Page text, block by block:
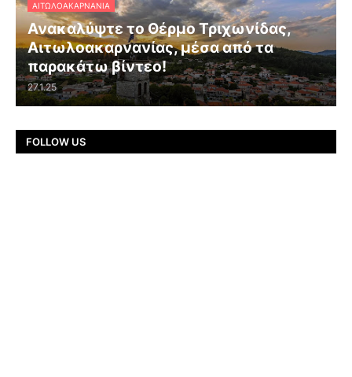
ΑΙΤΩΛΟΑΚΑΡΝΑΝΊΑ
Ανακαλύψτε το Θέρμο Τριχωνίδας,
Αιτωλοακαρνανίας, μέσα από τα
παρακάτω βίντεο!
27.1.25
FOLLOW US